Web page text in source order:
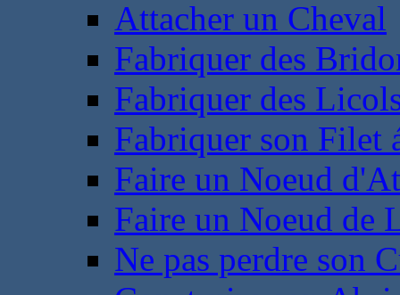
Attacher un Cheval
Fabriquer des
Fabriquer des
Fabriquer son Filet
Faire un Noeud
Faire un Noeud de
Ne pas perdre son